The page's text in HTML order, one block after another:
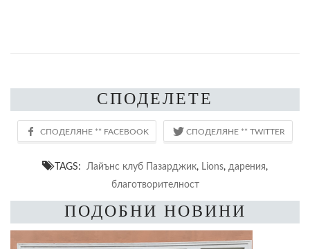
СПОДЕЛЕТЕ
TAGS: Лайънс клуб Пазарджик, Lions, дарения,
благотворителност
ПОДОБНИ НОВИНИ